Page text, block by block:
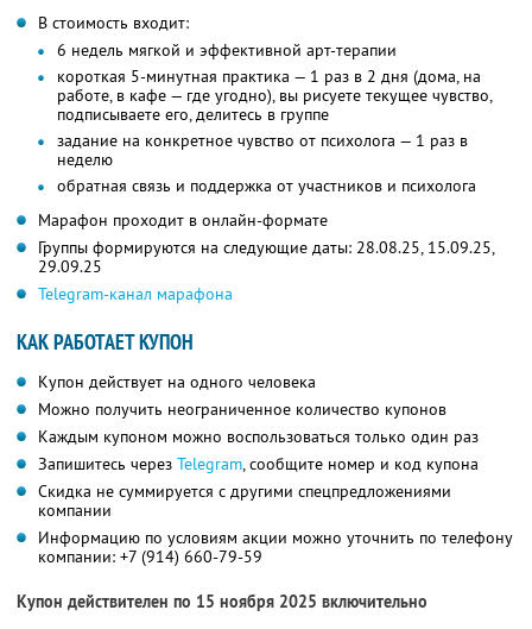
В стоимость входит:
6 недель мягкой и эффективной арт-терапии
короткая 5-минутная практика — 1 раз в 2 дня (дома, на
работе, в кафе — где угодно), вы рисуете текущее чувство,
подписываете его, делитесь в группе
задание на конкретное чувство от психолога — 1 раз в
неделю
обратная связь и поддержка от участников и психолога
Марафон проходит в онлайн-формате
Группы формируются на следующие даты: 28.08.25, 15.09.25,
29.09.25
Telegram-канал марафона
КАК РАБОТАЕТ КУПОН
Купон действует на одного человека
Можно получить неограниченное количество купонов
Каждым купоном можно воспользоваться только один раз
Запишитесь через Telegram, сообщите номер и код купона
Скидка не суммируется с другими спецпредложениями
компании
Информацию по условиям акции можно уточнить по телефону
компании: +7 (914) 660-79-59
Купон действителен по 15 ноября 2025 включительно